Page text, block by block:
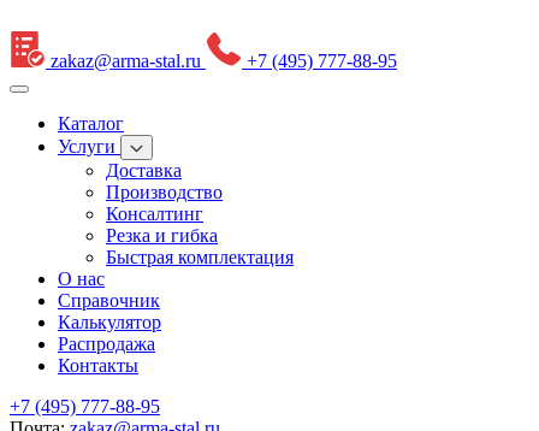
zakaz@arma-stal.ru +7 (495) 777-88-95
Каталог
Услуги
Доставка
Производство
Консалтинг
Резка и гибка
Быстрая комплектация
О нас
Справочник
Калькулятор
Распродажа
Контакты
+7 (495) 777-88-95